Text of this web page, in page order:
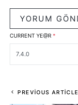
CURRENT YE@R *
PREVIOUS ARTICLE